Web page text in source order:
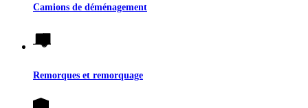
Camions de déménagement
Remorques et remorquage